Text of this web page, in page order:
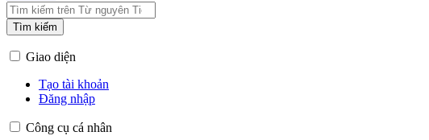
Tìm kiếm
Giao diện
Tạo tài khoản
Đăng nhập
Công cụ cá nhân